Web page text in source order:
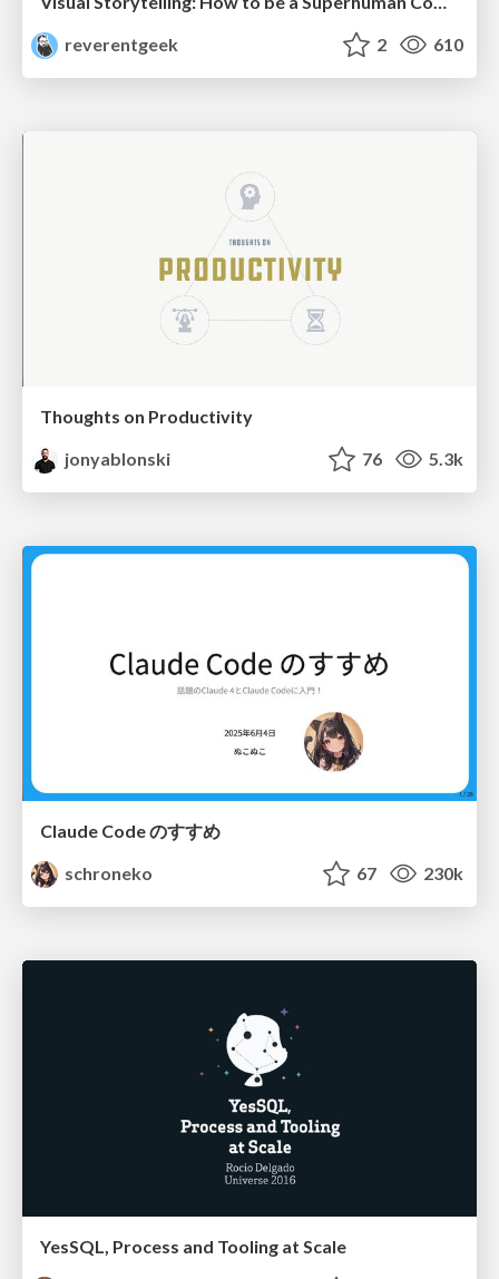
reverentgeek
2 610
Thoughts on Productivity
jonyablonski
76 5.3k
Claude Code のすすめ
schroneko
67 230k
YesSQL, Process and Tooling at Scale